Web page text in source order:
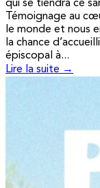
qui se tiendra ce
Témoignage au
le monde et nous
la chance
épiscopal à...
Lire la suite →